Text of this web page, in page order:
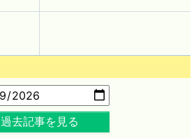
過去記事を見る